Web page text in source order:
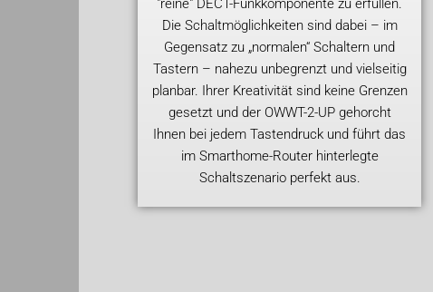
Die Schaltmöglichkeiten sind dabei – im
Gegensatz zu „normalen“ Schaltern und
Tastern – nahezu unbegrenzt und vielseitig
planbar. Ihrer Kreativität sind keine Grenzen
gesetzt und der OWWT-2-UP gehorcht
Ihnen bei jedem Tastendruck und führt das
im Smarthome-Router hinterlegte
Schaltszenario perfekt aus.